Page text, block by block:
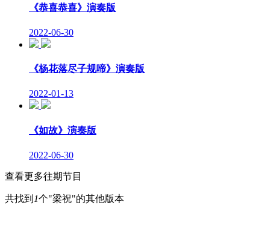
《恭喜恭喜》演奏版
2022-06-30
《杨花落尽子规啼》演奏版
2022-01-13
《如故》演奏版
2022-06-30
查看更多往期节目
共找到 1个"梁祝"的其他版本